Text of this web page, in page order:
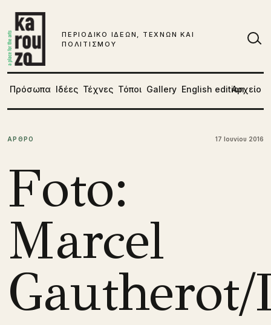
ΠΕΡΙΟΔΙΚΟ ΙΔΕΩΝ, ΤΕΧΝΩΝ ΚΑΙ
ΠΟΛΙΤΙΣΜΟΥ
Πρόσωπα Ιδέες Τέχνες Τόποι Gallery English editionΑρχείο
ΑΡΘΡΟ 17 Ιουνίου 2016
Foto:
Marcel